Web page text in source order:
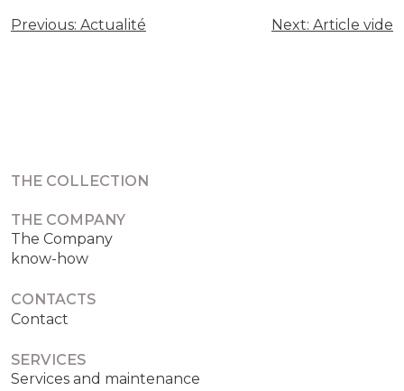
POST
Previous: Actualité Next: Article vide
THE COLLECTION
THE COMPANY
The Company
know-how
CONTACTS
Contact
SERVICES
Services and maintenance